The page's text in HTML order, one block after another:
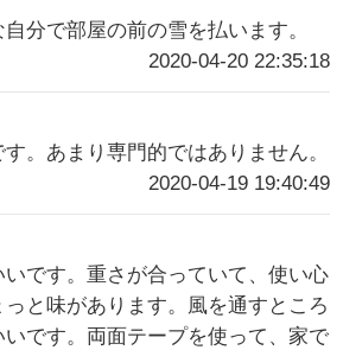
分で部屋の前の雪を払います。
2020-04-20 22:35:18
。あまり専門的ではありません。
2020-04-19 19:40:49
です。重さが合っていて、使い心
と味があります。風を通すところ
です。両面テープを使って、家で